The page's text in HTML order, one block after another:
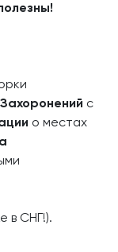
с
о местах
в СНГ!).